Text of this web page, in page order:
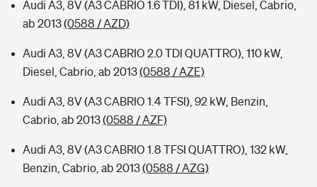
Audi A3, 8V (A3 CABRIO 1.6 TDI), 81 kW, Diesel, Cabrio,
ab 2013(0588 / AZD)
Audi A3, 8V (A3 CABRIO 2.0 TDI QUATTRO), 110 kW,
Diesel, Cabrio, ab 2013(0588 / AZE)
Audi A3, 8V (A3 CABRIO 1.4 TFSI), 92 kW, Benzin,
Cabrio, ab 2013(0588 / AZF)
Audi A3, 8V (A3 CABRIO 1.8 TFSI QUATTRO), 132 kW,
Benzin, Cabrio, ab 2013(0588 / AZG)